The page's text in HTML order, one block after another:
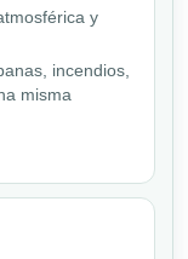
y
incendios,
misma